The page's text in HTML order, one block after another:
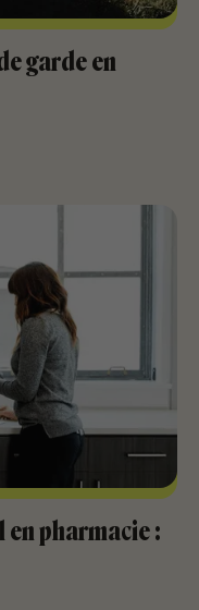
garde en
en pharmacie :